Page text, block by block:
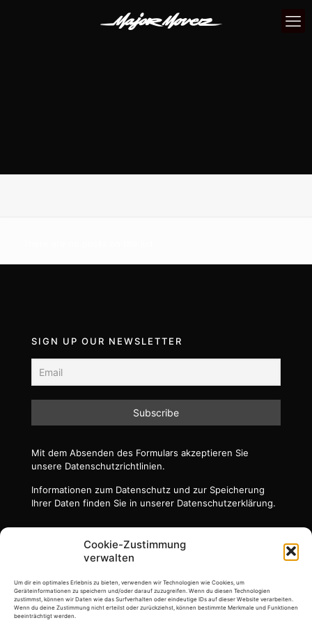
Cookie-Zustimmung
verwalten
Um dir ein optimales Erlebnis zu bieten, verwenden wir Technologien wie Cookies, um
Geräteinformationen zu speichern und/oder darauf zuzugreifen. Wenn du diesen Technologien
zustimmst, können wir Daten wie das Surfverhalten oder eindeutige IDs auf dieser Website verarbeiten.
Wenn du deine Zustimmung nicht erteilst oder zurückziehst, können bestimmte Merkmale und Funktionen
beeinträchtigt werden.
SIGN UP OUR NEWSLETTER
Mit dem Absenden des Formulars akzeptieren Sie
unsere Datenschutzrichtlinien.
Informationen zum Datenschutz und zur Speicherung
Ihrer Daten finden Sie in unserer Datenschutzerklärung.